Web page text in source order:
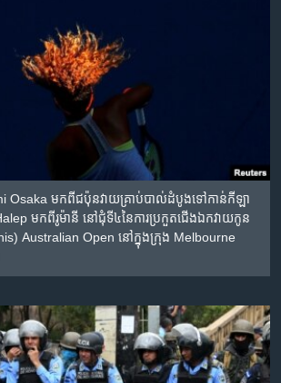
Osaka មក​ពី​ជប៉ុន​វាយ​គ្រាប់​បាល់​ដំបូង​ទៅ​កាន់​កីឡា
មក​ពី​រូម៉ានី នៅ​ជុំទី៤នៃ​ការ​ប្រកួត​ជើង​ឯក​វាយ​កូន​
Australian Open នៅ​ក្នុង​ក្រុង Melbourne